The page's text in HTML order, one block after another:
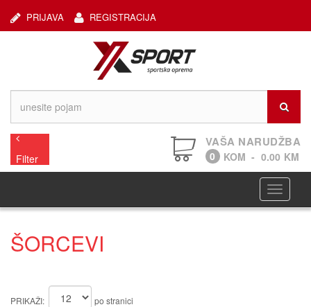
REGISTRACIJA
PRIJAVA
Filter
VAŠA NARUDŽBA
0 KOM - 0.00 KM
ŠORCEVI
PRIKAŽI: po stranici